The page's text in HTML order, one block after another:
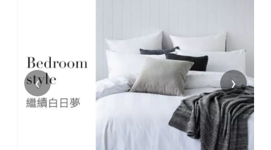
‹ ›